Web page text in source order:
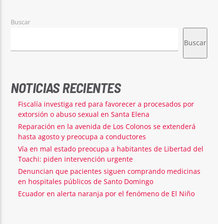
Buscar
Buscar
NOTICIAS RECIENTES
Fiscalía investiga red para favorecer a procesados por
extorsión o abuso sexual en Santa Elena
Reparación en la avenida de Los Colonos se extenderá
hasta agosto y preocupa a conductores
Vía en mal estado preocupa a habitantes de Libertad del
Toachi: piden intervención urgente
Denuncian que pacientes siguen comprando medicinas
en hospitales públicos de Santo Domingo
Ecuador en alerta naranja por el fenómeno de El Niño